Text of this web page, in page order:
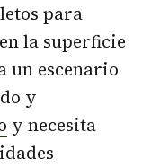
para
la superficie
un escenario
y
y necesita